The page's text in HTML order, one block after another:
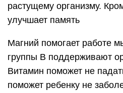
растущему организму.
улучшает память
Магний помогает работе
группы В поддерживают
Витамин поможет не
поможет ребенку не